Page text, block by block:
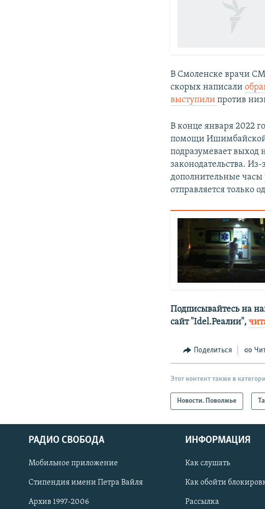
СОЦИАЛЬНЫЕ СЕТИ
В Смоленске врачи
скорых написали
выступилипротив
В конце января 2022
помощи Ишимбайской
подразумевает выход
законодательства.
дополнительные часы
отправляется только
Подписывайтесь на
сайт "Idel.Реалии",
Поделиться
Этот контент также в
Новости. Поволжье
РАДИО СВОБОДА
Мобильное приложение
Стипендия имени Петра Вайля
Архив 1997-2006
ИНФОРМАЦИЯ
Как слушать
Как обойти
Рассылка